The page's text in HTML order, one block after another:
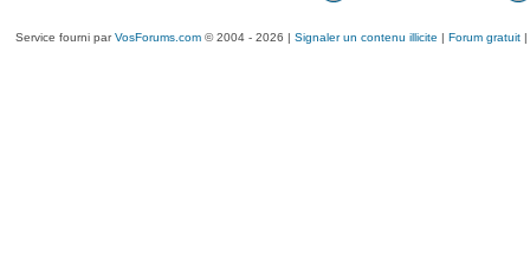
Service fourni parVosForums.com© 2004 - 2026 | Signaler un contenu illicite | Forum gratuit|